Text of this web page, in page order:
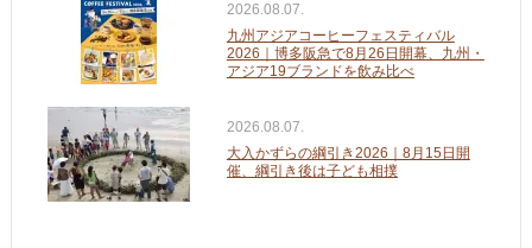
2026.08.07.
九州アジアコーヒーフェスティバル
2026｜博多阪急で8月26日開幕、九州・
アジア19ブランドを飲み比べ
2026.08.07.
大入かずらの綱引き2026｜8月15日開
催、綱引き後は子ども相撲